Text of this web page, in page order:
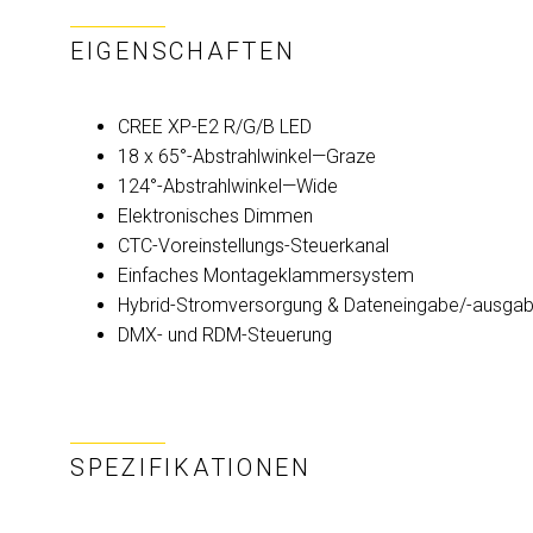
EIGENSCHAFTEN
CREE XP-E2 R/G/B LED
18 x 65°-Abstrahlwinkel—Graze
124°-Abstrahlwinkel—Wide
Elektronisches Dimmen
CTC-Voreinstellungs-Steuerkanal
Einfaches Montageklammersystem
Hybrid-Stromversorgung & Dateneingabe/-
DMX- und RDM-Steuerung
SPEZIFIKATIONEN